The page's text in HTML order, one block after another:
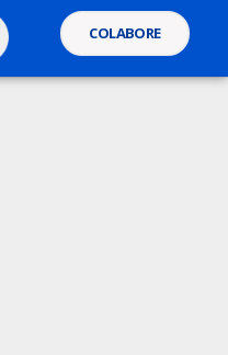
COLABORE